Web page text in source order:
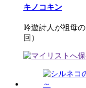
キノコキン
吟遊詩人が祖母
回）